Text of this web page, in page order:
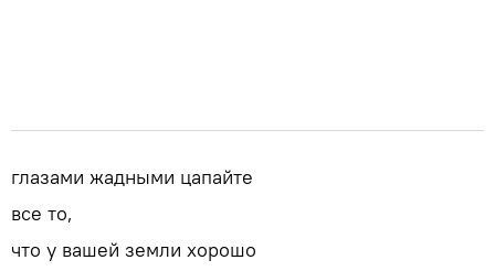
глазами жадными цапайте
все то,
что у вашей земли хорошо